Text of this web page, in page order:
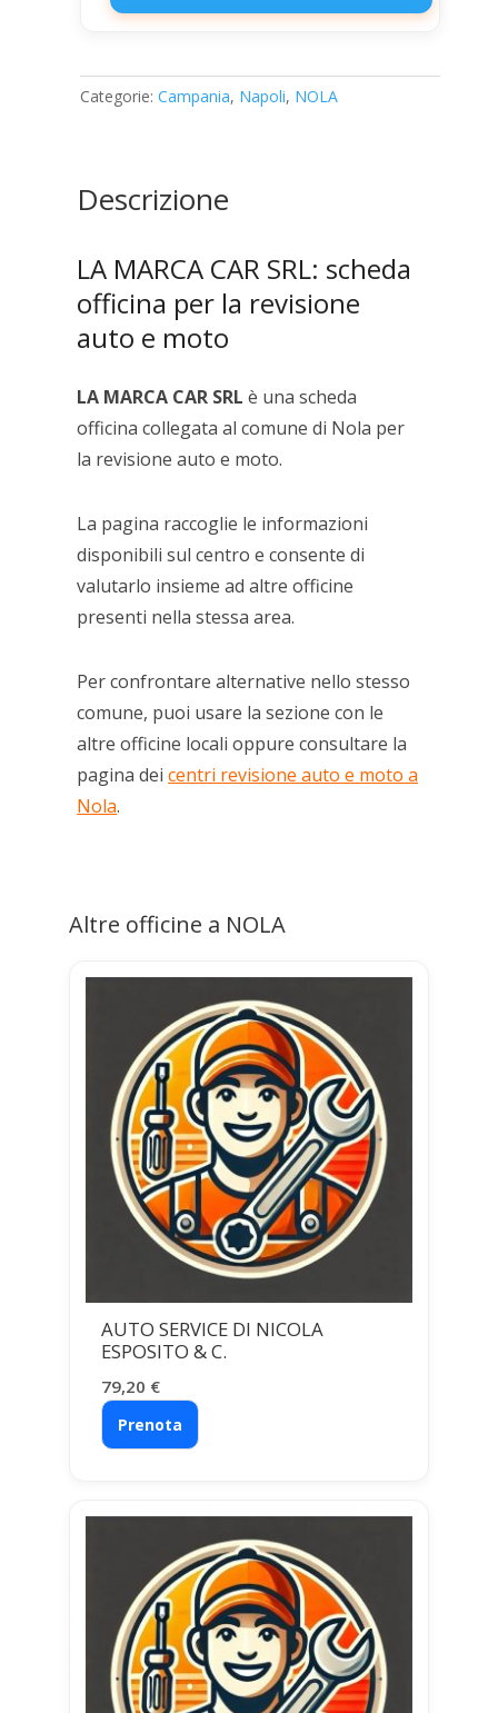
CAR
SRL
Categorie: Campania, Napoli, NOLA
Descrizione
LA MARCA CAR SRL: scheda
officina per la revisione
auto e moto
LA MARCA CAR SRL è una scheda
officina collegata al comune di Nola per
la revisione auto e moto.
La pagina raccoglie le informazioni
disponibili sul centro e consente di
valutarlo insieme ad altre officine
presenti nella stessa area.
Per confrontare alternative nello stesso
comune, puoi usare la sezione con le
altre officine locali oppure consultare la
pagina deicentri revisione auto e moto a
Nola.
Altre officine a NOLA
AUTO SERVICE DI NICOLA
ESPOSITO & C.
79,20 €
Prenota